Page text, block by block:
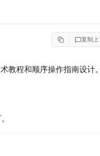
复制上
教程和顺序操作指南设计。